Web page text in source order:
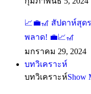
📈💼🎢 สัปดาห์สุ
พลาด! 💼📈🎢
มกราคม 29, 2024
บทวิเคราะห์
บทวิเคราะห์Show